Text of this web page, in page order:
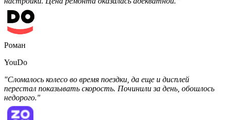
Роман
YouDo
"Сломалось колесо во время поездки, да еще и дисплей
перестал показывать скорость. Починили за день, обошлось
недорого."